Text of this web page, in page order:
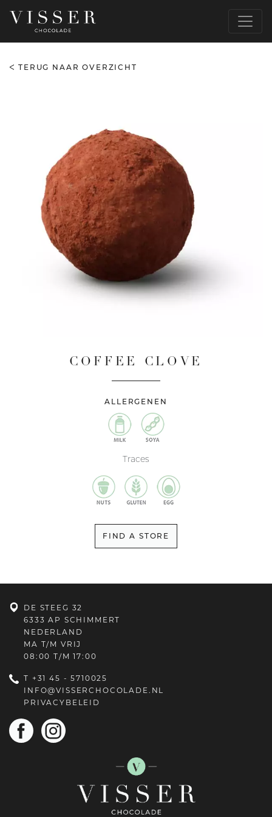
TERUG NAAR OVERZICHT
COFFEE CLOVE
ALLERGENEN
Traces
FIND A STORE
DE STEEG 32
6333 AP SCHIMMERT
NEDERLAND
MA T/M VRIJ
08:00 T/M 17:00
T +31 45 - 5710025
INFO@VISSERCHOCOLADE.NL
PRIVACYBELEID